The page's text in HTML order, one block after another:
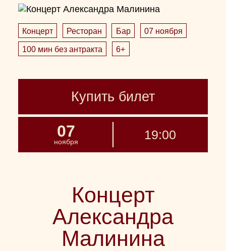
Концерт Ресторан Бар
07 ноября
100 мин без антракта
6+
Купить билет
07
ноября 19:00
Концерт
Александра
Малинина